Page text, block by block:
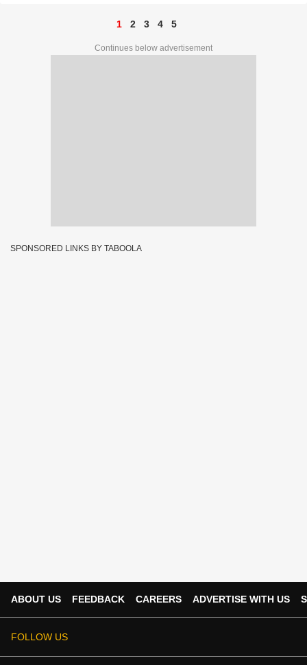
1 2 3 4 5
Continues below advertisement
SPONSORED LINKS BY TABOOLA
ABOUT US FEEDBACK CAREERS ADVERTISE WITH US
FOLLOW US